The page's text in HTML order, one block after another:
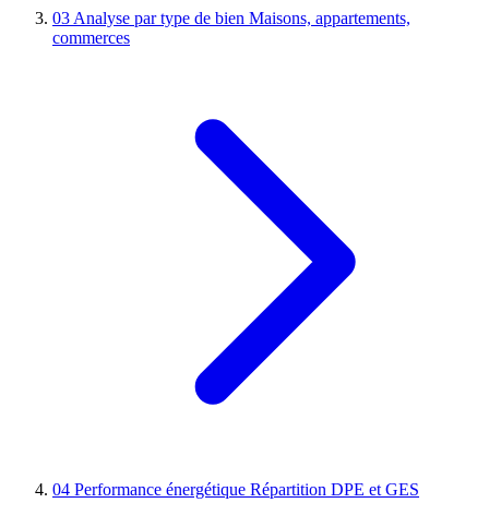
03 Analyse par type de bien Maisons, appartements,
commerces
04 Performance énergétique Répartition DPE et GES